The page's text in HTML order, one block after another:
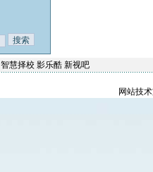
智慧择校 影乐酷 新视吧
网站技